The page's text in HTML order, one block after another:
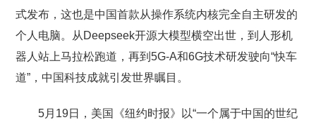
式发布，这也是中国首款从操作系统内核完全自主研发的
个人电脑。从Deepseek开源大模型横空出世，到人形机
器人站上马拉松跑道，再到5G-A和6G技术研发驶向“快车
道”，中国科技成就引发世界瞩目。
5月19日，美国《纽约时报》以“一个属于中国的世纪